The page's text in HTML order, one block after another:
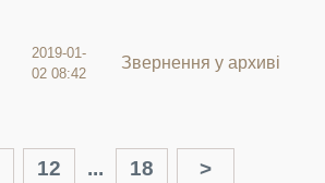
2019-01-
02 08:42
Звернення у архиві
12 ... 18 >